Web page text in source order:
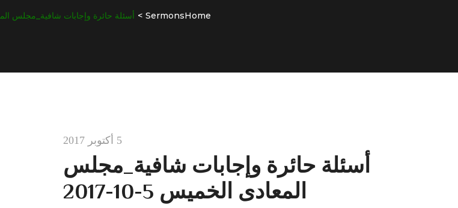
Home
Sermons أسئلة حائرة وإجابات شافية_مجلس المعادى
5 أكتوبر 2017
أسئلة حائرة وإجابات شافية_مجلس
المعادى الخميس 5-10-2017